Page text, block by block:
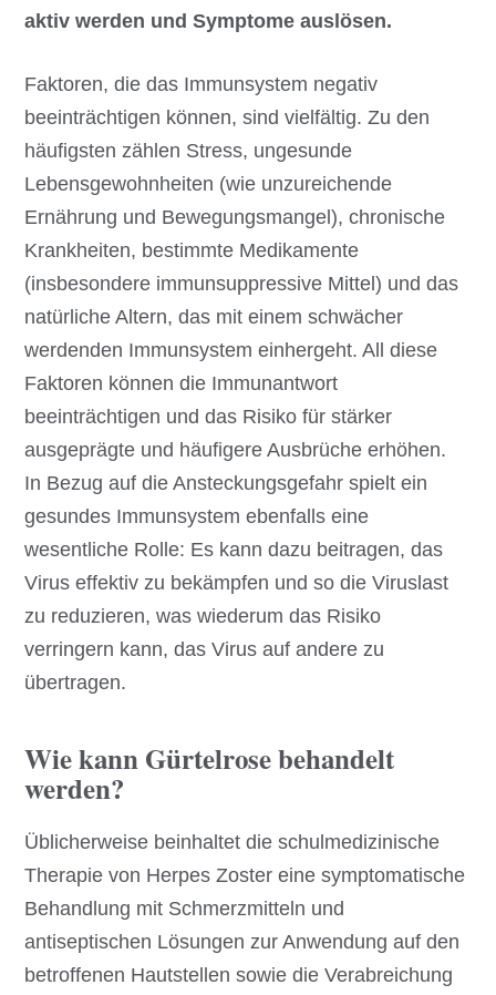
aktiv werden und Symptome auslösen.
Faktoren, die das Immunsystem negativ
beeinträchtigen können, sind vielfältig. Zu den
häufigsten zählen Stress, ungesunde
Lebensgewohnheiten (wie unzureichende
Ernährung und Bewegungsmangel), chronische
Krankheiten, bestimmte Medikamente
(insbesondere immunsuppressive Mittel) und das
natürliche Altern, das mit einem schwächer
werdenden Immunsystem einhergeht. All diese
Faktoren können die Immunantwort
beeinträchtigen und das Risiko für stärker
ausgeprägte und häufigere Ausbrüche erhöhen.
In Bezug auf die Ansteckungsgefahr spielt ein
gesundes Immunsystem ebenfalls eine
wesentliche Rolle: Es kann dazu beitragen, das
Virus effektiv zu bekämpfen und so die Viruslast
zu reduzieren, was wiederum das Risiko
verringern kann, das Virus auf andere zu
übertragen.
Wie kann Gürtelrose behandelt
werden?
Üblicherweise beinhaltet die schulmedizinische
Therapie von Herpes Zoster eine symptomatische
Behandlung mit Schmerzmitteln und
antiseptischen Lösungen zur Anwendung auf den
betroffenen Hautstellen sowie die Verabreichung